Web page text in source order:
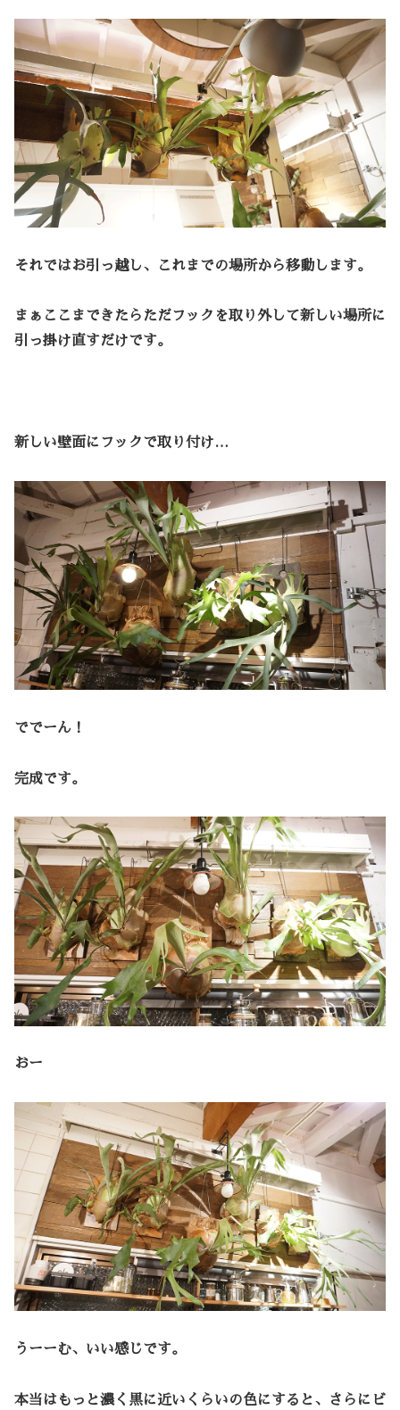
それではお引っ越し、これまでの場所から移動します。
まぁここまできたらただフックを取り外して新しい場所に
引っ掛け直すだけです。
新しい壁面にフックで取り付け…
ででーん！
完成です。
おー
うーーむ、いい感じです。
本当はもっと濃く黒に近いくらいの色にすると、さらにビ